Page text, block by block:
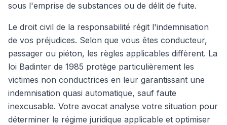
sous l'emprise de substances ou de délit de fuite.
Le droit civil de la responsabilité régit l'indemnisation
de vos préjudices. Selon que vous êtes conducteur,
passager ou piéton, les règles applicables diffèrent. La
loi Badinter de 1985 protège particulièrement les
victimes non conductrices en leur garantissant une
indemnisation quasi automatique, sauf faute
inexcusable. Votre avocat analyse votre situation pour
déterminer le régime juridique applicable et optimiser